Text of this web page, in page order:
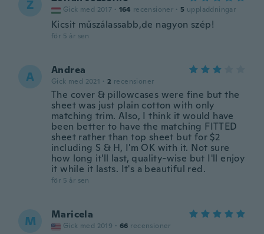
Z Gick med 2017 · 164 recensioner · 5 uppladdningar
Kicsit műszálassabb,de nagyon szép!
för 5 år sen
A Andrea
Gick med 2021 · 2 recensioner
The cover & pillowcases were fine but the
sheet was just plain cotton with only
matching trim. Also, I think it would have
been better to have the matching FITTED
sheet rather than top sheet but for $2
including S & H, I'm OK with it. Not sure
how long it'll last, quality-wise but I'll enjoy
it while it lasts. It's a beautiful red.
för 5 år sen
M Maricela
Gick med 2019 · 66 recensioner